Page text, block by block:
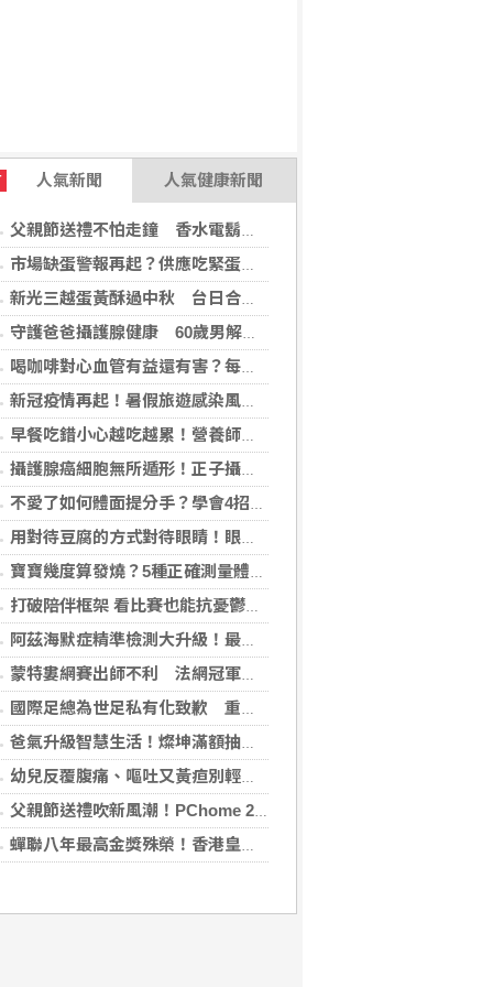
人氣新聞 人氣健康新聞
父親節送禮不怕走鐘 香水電鬍刀千年不敗
市場缺蛋警報再起？供應吃緊蛋價蠢蠢欲動
新光三越蛋黃酥過中秋 台日合作開發話題新品
守護爸爸攝護腺健康 60歲男解尿異常 靠PHI檢測及早揪出攝護腺癌
喝咖啡對心血管有益還有害？每日可以喝幾杯咖啡？美心臟協會一次解答
新冠疫情再起！暑假旅遊感染風險增 專家教你這樣做好防護
早餐吃錯小心越吃越累！營養師點名3大NG組合：根本「台式安眠藥」
攝護腺癌細胞無所遁形！正子攝影掃描揪出攝護腺癌，精準定位助早期治療
不愛了如何體面提分手？學會4招重新看待分手：道歉、挽留都沒必要
用對待豆腐的方式對待眼睛！眼科醫揭「4件事」絕不可以對眼睛做
寶寶幾度算發燒？5種正確測量體溫的方法：耳溫測量快、額溫快速便利
打破陪伴框架 看比賽也能抗憂鬱？日最新研究指出：觀看運動賽事 老年憂鬱症風險降低3成
阿茲海默症精準檢測大升級！最新血液生物標記檢測，不再只能靠「猜」
蒙特婁網賽出師不利 法網冠軍茲韋列夫輸荷蘭對手
國際足總為世足私有化致歉 重申力挺主席英凡提諾
爸氣升級智慧生活！燦坤滿額抽折疊旗艦機、台灣大 3C 豪禮最低 0 元帶回家
幼兒反覆腹痛、嘔吐又黃疸別輕忽 當心罹患罕見先天性膽管囊腫
父親節送禮吹新風潮！PChome 24h 購物揭男香 TOP5 與居家健身器材買氣翻倍
蟬聯八年最高金獎殊榮！香港皇玥推「五大亮點」中秋禮盒